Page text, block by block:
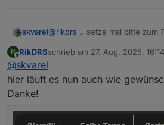
skvarel@rikdrs .. setze mal bitte zum
Ich werte im Script das Objekt
Danach bitte einmal mein
R
Offline
RikDRSschrieb am 27. Aug. 2025, 16:14
zuletzt editiert von
@skvarel
hier läuft es nun auch wie
Danke!